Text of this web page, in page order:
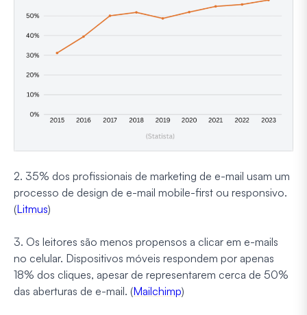
2. 35% dos profissionais de marketing de e-mail usam um
processo de design de e-mail mobile-first ou responsivo.
(Litmus)
3. Os leitores são menos propensos a clicar em e-mails
no celular. Dispositivos móveis respondem por apenas
18% dos cliques, apesar de representarem cerca de 50%
das aberturas de e-mail. (Mailchimp)